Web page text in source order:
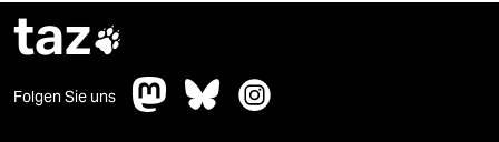
taz
Folgen Sie uns